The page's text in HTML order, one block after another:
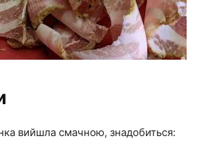
вийшла смачною, знадобиться: